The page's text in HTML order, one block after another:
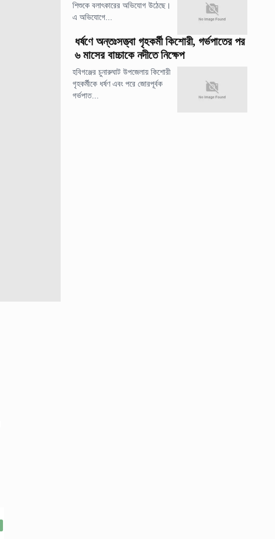
শিশুকে বলাৎকারের অভিযোগ উঠেছে।
এ অভিযোগে...
ধর্ষণে অন্তঃসত্ত্বা গৃহকর্মী কিশোরী, গর্ভপাতের পর
৬ মাসের বাচ্চাকে নদীতে নিক্ষেপ
হবিগঞ্জের চুনারুঘাট উপজেলায় কিশোরী
গৃহকর্মীকে ধর্ষণ এবং পরে জোরপূর্বক
গর্ভপাত...